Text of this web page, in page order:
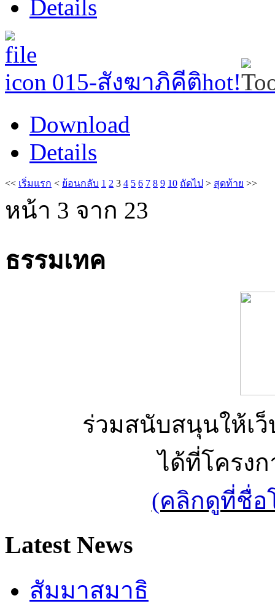
Details
015-สังฆาภิคีติhot!
Download
Details
<< เริ่มแรก < ย้อนกลับ 1 2 3 4 5 6 7 8 9 10 ถัดไป > สุดท้าย >>
หน้า 3 จาก 23
ธรรมเทค
ร่วมสนับสนุนให้เ
ได้ที่โครง
(คลิกดูที่ชื่อ
Latest News
สัมมาสมาธิ